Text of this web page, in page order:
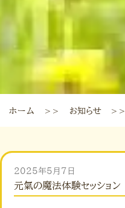
ホーム ＞＞ お知らせ ＞＞
2025年5月7日
元氣の魔法体験セッション